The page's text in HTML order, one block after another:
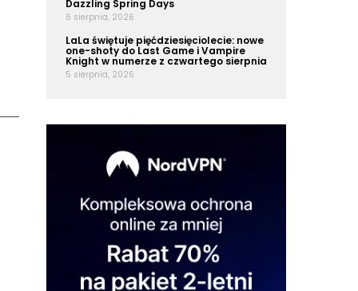
Dazzling Spring Days
6 sierpnia, 2026
LaLa świętuje pięćdziesięciolecie: nowe
one-shoty do Last Game i Vampire
Knight w numerze z czwartego sierpnia
5 sierpnia, 2026